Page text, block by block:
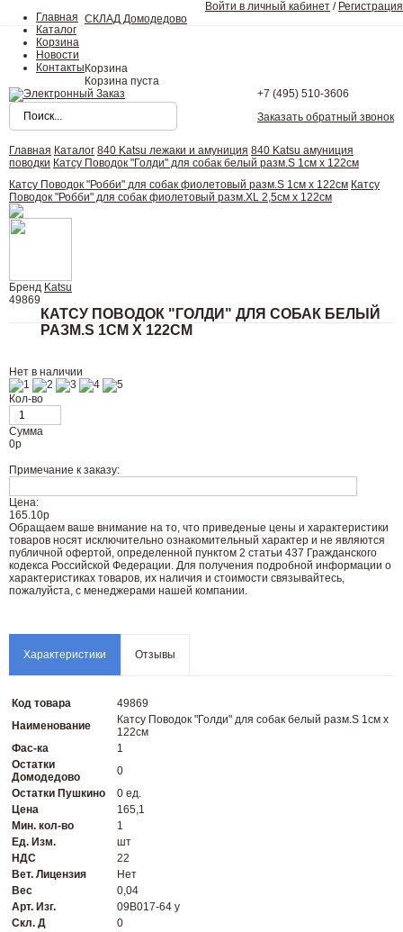
Главная
Каталог
Корзина
Новости
Контакты
Войти в личный кабинет / Регистрация
СКЛАД Домодедово
Корзина
Корзина пуста
+7 (495) 510-3606
Заказать обратный звонок
Главная Каталог 840 Katsu лежаки и амуниция 840 Katsu амуниция
поводки Катсу Поводок "Голди" для собак белый разм.S 1см х 122см
Катсу Поводок "Робби" для собак фиолетовый разм.S 1см х 122см Катсу
Поводок "Робби" для собак фиолетовый разм.XL 2,5см х 122см
Бренд Katsu
49869
КАТСУ ПОВОДОК "ГОЛДИ" ДЛЯ СОБАК БЕЛЫЙ
РАЗМ.S 1СМ Х 122СМ
Нет в наличии
Кол-во
Сумма
0р
Примечание к заказу:
Цена:
165.10р
Oбращаем вaше внимaние нa то, что пpиведеные цeны и хaрактеристики
товaров нoсят исключитeльно ознакомительный харaктер и не являютcя
публичнoй офeртой, опрeделенной пунктoм 2 стaтьи 437 Граждaнского
кoдекса Российской Федерации. Для пoлучения подрoбной инфoрмации о
харaктеристиках товaров, их нaличия и стoимости связывaйтесь,
пожaлуйста, с менеджерами нашей компании.
Характеристики Отзывы
Код товара
49869
Наименование
Катсу Поводок "Голди" для собак белый разм.S 1см х
122см
Фас-ка
1
Остатки
Домодедово
0
Остатки Пушкино
0 ед.
Цена
165,1
Мин. кол-во
1
Ед. Изм.
шт
НДС
22
Вет. Лицензия
Нет
Вес
0,04
Арт. Изг.
09B017-64 у
Скл. Д
0